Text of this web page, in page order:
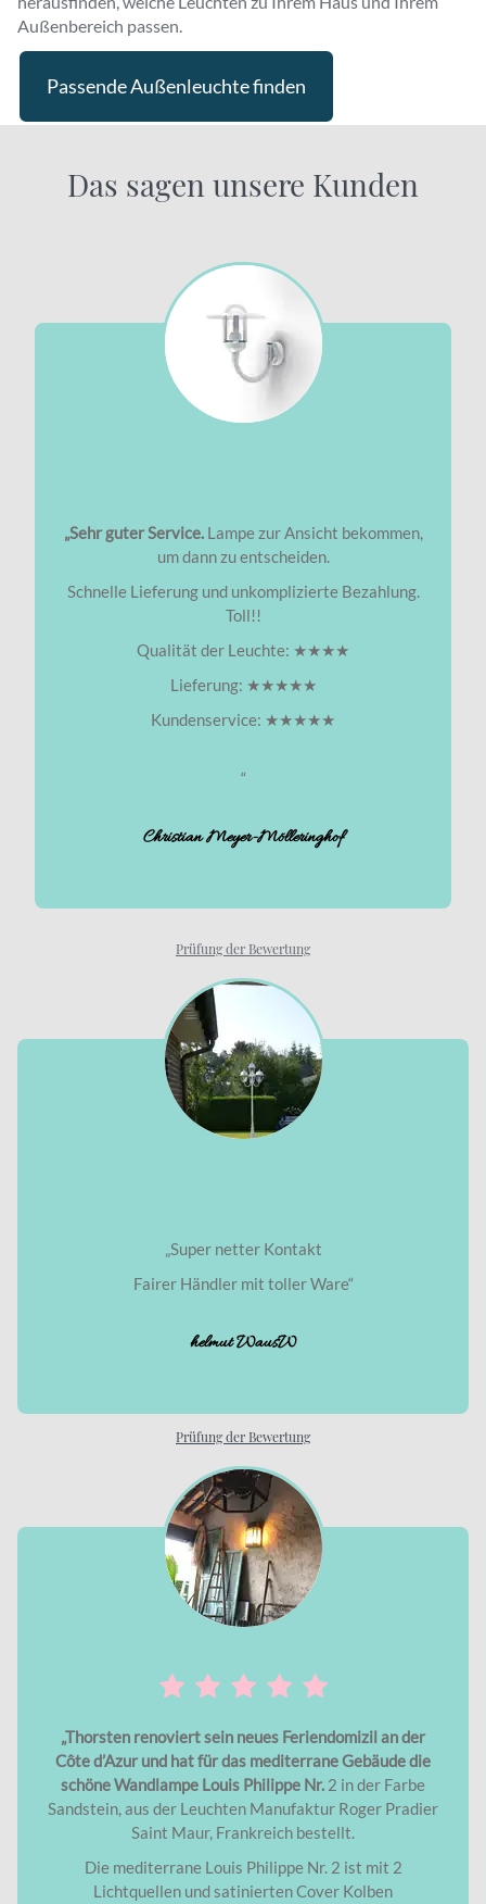
Außenbereich passen.
Passende Außenleuchte finden
Das sagen unsere Kunden
„Sehr guter Service.Lampe zur Ansicht bekommen,
um dann zu entscheiden.
Schnelle Lieferung und unkomplizierte Bezahlung.
Toll!!
Qualität der Leuchte: ★★★★
Lieferung: ★★★★★
Kundenservice: ★★★★★
“
Christian Meyer-Mölleringhof
Prüfung der Bewertung
„Super netter Kontakt
Fairer Händler mit toller Ware“
helmut WausW
Prüfung der Bewertung
„Thorsten renoviert sein neues Feriendomizil an der
Côte d’Azur und hat für das mediterrane Gebäude die
schöne Wandlampe Louis Philippe Nr. 2 in der Farbe
Sandstein, aus der Leuchten Manufaktur Roger Pradier
Saint Maur, Frankreich bestellt.
Die mediterrane Louis Philippe Nr. 2 ist mit 2
Lichtquellen und satinierten Cover Kolben